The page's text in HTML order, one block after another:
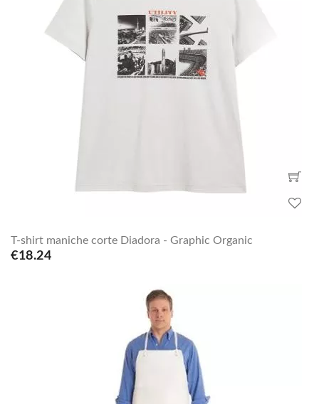
T-shirt maniche corte Diadora - Graphic Organic
€18.24